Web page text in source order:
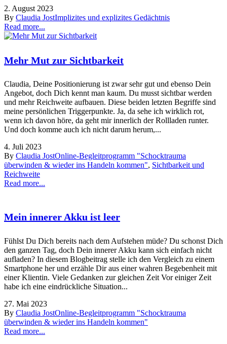
2. August 2023
By Claudia JostImplizites und explizites Gedächtnis
Read more...
Mehr Mut zur Sichtbarkeit
Claudia, Deine Positionierung ist zwar sehr gut und ebenso Dein
Angebot, doch Dich kennt man kaum. Du musst sichtbar werden
und mehr Reichweite aufbauen. Diese beiden letzten Begriffe sind
meine persönlichen Triggerpunkte. Ja, da sehe ich wirklich rot,
wenn ich davon höre, da geht mir innerlich der Rollladen runter.
Und doch komme auch ich nicht darum herum,...
4. Juli 2023
By Claudia JostOnline-Begleitprogramm "Schocktrauma
überwinden & wieder ins Handeln kommen", Sichtbarkeit und
Reichweite
Read more...
Mein innerer Akku ist leer
Fühlst Du Dich bereits nach dem Aufstehen müde? Du schonst Dich
den ganzen Tag, doch Dein innerer Akku kann sich einfach nicht
aufladen? In diesem Blogbeitrag stelle ich den Vergleich zu einem
Smartphone her und erzähle Dir aus einer wahren Begebenheit mit
einer Klientin. Viele Gedanken zur gleichen Zeit Vor einiger Zeit
habe ich eine eindrückliche Situation...
27. Mai 2023
By Claudia JostOnline-Begleitprogramm "Schocktrauma
überwinden & wieder ins Handeln kommen"
Read more...